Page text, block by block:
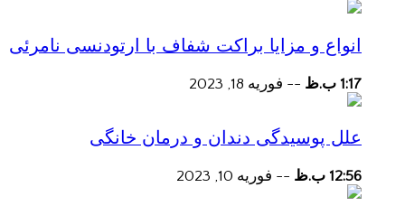
انواع و مزایا براکت شفاف با ارتودنسی نامرئی
1:17 ب.ظ -- فوریه 18, 2023
علل پوسیدگی دندان و درمان خانگی
12:56 ب.ظ -- فوریه 10, 2023